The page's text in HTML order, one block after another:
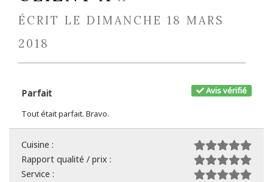
ÉCRIT LE DIMANCHE 18 MARS
2018
Avis vérifié
Parfait
Tout était parfait. Bravo.
Cuisine :
Rapport qualité / prix :
Service :